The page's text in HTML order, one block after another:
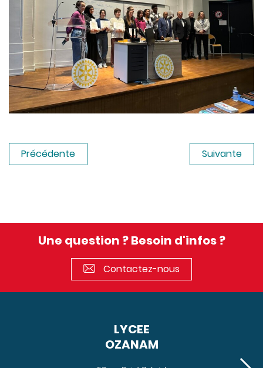
Précédente Suivante
Une question ? Besoin d'infos ?
Contactez-nous
LYCEE
OZANAM